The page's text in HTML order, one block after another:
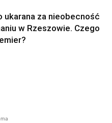
ukarana za nieobecność
w Rzeszowie. Czego